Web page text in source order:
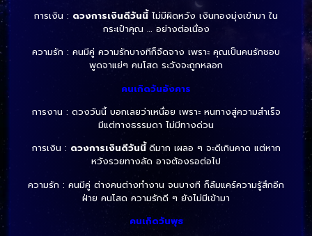
การเงิน : ดวงการเงินดีวันนี้ไม่มีผิดหวัง เงินทองมุ่งเข้ามา ใน
กระเป๋าคุณ … อย่างต่อเนื่อง
ความรัก : คนมีคู่ ความรักบางทีก็จืดจาง เพราะ คุณเป็นคนรักชอบ
พูดจาแย่ๆ คนโสด ระวังจะถูกหลอก
คนเกิดวันอังคาร
การงาน : ดวงวันนี้ บอกเลยว่าเหนื่อย เพราะ หนทางสู่ความสำเร็จ
มีแต่ทางธรรมดา ไม่มีทางด่วน
การเงิน : ดวงการเงินดีวันนี้ ดีมาก เผลอ ๆ จะดีเกินคาด แต่หาก
หวังรวยทางลัด อาจต้องรอต่อไป
ความรัก : คนมีคู่ ต่างคนต่างทำงาน จนบางที ก็ลืมแคร์ความรู้สึกอีก
ฝ่าย คนโสด ความรักดี ๆ ยังไม่มีเข้ามา
คนเกิดวันพุธ